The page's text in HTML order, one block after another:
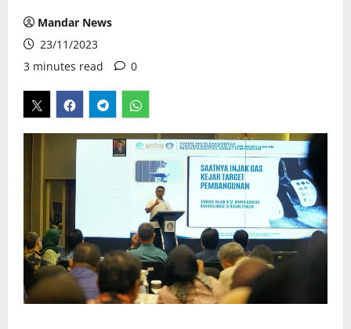
Mandar News
23/11/2023
3 minutes read
0